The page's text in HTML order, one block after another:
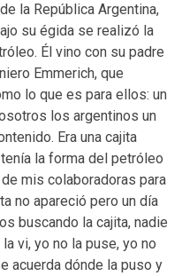
la República Argentina,
su égida se realizó la
Él vino con su padre
Emmerich, que
lo que es para ellos: un
los argentinos un
Era una cajita
la forma del petróleo
mis colaboradoras para
no apareció pero un día
buscando la cajita, nadie
vi, yo no la puse, yo no
acuerda dónde la puso y